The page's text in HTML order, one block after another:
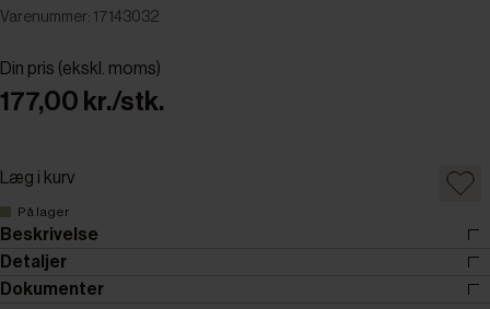
Varenummer: 17143032
Din pris (ekskl. moms)
177,00 kr./stk.
Læg i kurv
På lager
Beskrivelse
Detaljer
Dokumenter